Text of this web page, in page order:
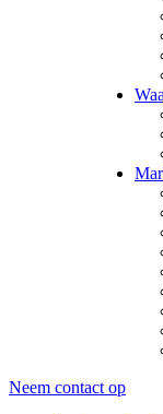
Neem contact op